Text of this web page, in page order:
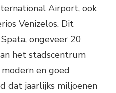
Airport, ook
Venizelos. Dit
ongeveer 20
het stadscentrum
en goed
dat jaarlijks miljoenen